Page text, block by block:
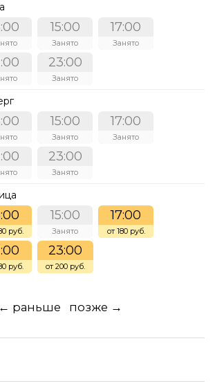
15:00
Занято
17:00
Занято
23:00
Занято
15:00
Занято
17:00
Занято
23:00
Занято
руб.
15:00
Занято
17:00
от 180 руб.
руб.
23:00
от 200 руб.
← раньше позже →